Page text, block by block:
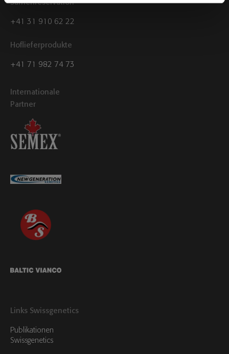
Samenreservation
+41 31 910 62 22
Hoflieferprodukte
+41 71 982 74 73
Internationale
Partner
Links Swissgenetics
Publikationen
Swissgenetics